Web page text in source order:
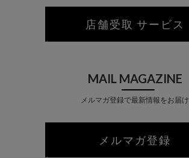
店舗受取 サービス
MAIL MAGAZINE
メルマガ登録で最新情報をお届け
メルマガ登録